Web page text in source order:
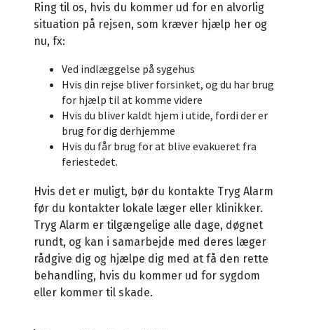
Ring til os, hvis du kommer ud for en alvorlig
situation på rejsen, som kræver hjælp her og
nu, fx:
Ved indlæggelse på sygehus
Hvis din rejse bliver forsinket, og du har brug
for hjælp til at komme videre
Hvis du bliver kaldt hjem i utide, fordi der er
brug for dig derhjemme
Hvis du får brug for at blive evakueret fra
feriestedet.
Hvis det er muligt, bør du kontakte Tryg Alarm
før du kontakter lokale læger eller klinikker.
Tryg Alarm er tilgængelige alle dage, døgnet
rundt, og kan i samarbejde med deres læger
rådgive dig og hjælpe dig med at få den rette
behandling, hvis du kommer ud for sygdom
eller kommer til skade.